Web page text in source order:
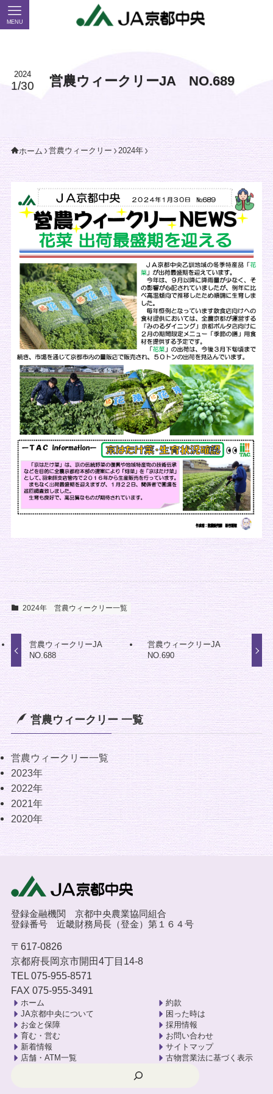
MENU
営農ウィークリーJA NO.689
2024
1/30
ホーム 営農ウィークリー 2024年
2024年 営農ウィークリー一覧
営農ウィークリーJA
NO.688
営農ウィークリーJA
NO.690
営農ウィークリー 一覧
営農ウィークリー一覧
2023年
2022年
2021年
2020年
登録金融機関 京都中央農業協同組合
登録番号 近畿財務局長（登金）第１６４号
〒617-0826
京都府長岡京市開田4丁目14-8
TEL 075-955-8571
FAX 075-955-3491
ホーム
JA京都中央について
お金と保障
育む・営む
新着情報
店舗・ATM一覧
約款
困った時は
採用情報
お問い合わせ
サイトマップ
古物営業法に基づく表示